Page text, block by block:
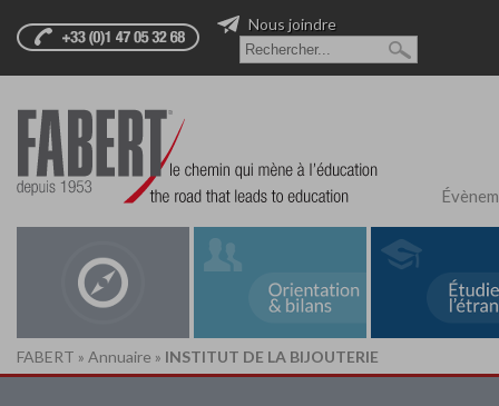
Nous joindre
FABERT » Annuaire » INSTITUT DE LA BIJOUTERIE